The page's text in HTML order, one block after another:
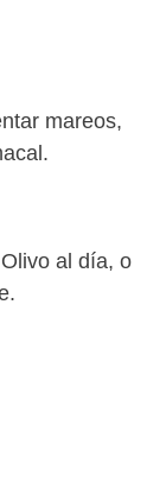
mareos,
al día, o